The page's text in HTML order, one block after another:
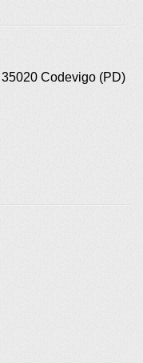
Codevigo (PD)